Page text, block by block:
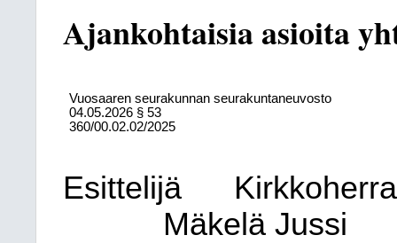
Ajankohtaisia asioita
Vuosaaren seurakunnan seurakuntaneuvosto
04.05.2026 § 53
360/00.02.02/2025
Esittelijä
Mäkelä Jussi